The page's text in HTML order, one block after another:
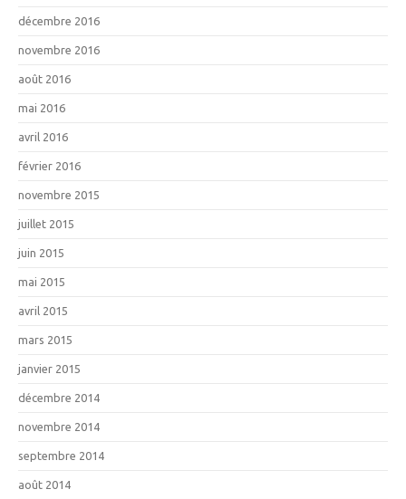
décembre 2016
novembre 2016
août 2016
mai 2016
avril 2016
février 2016
novembre 2015
juillet 2015
juin 2015
mai 2015
avril 2015
mars 2015
janvier 2015
décembre 2014
novembre 2014
septembre 2014
août 2014